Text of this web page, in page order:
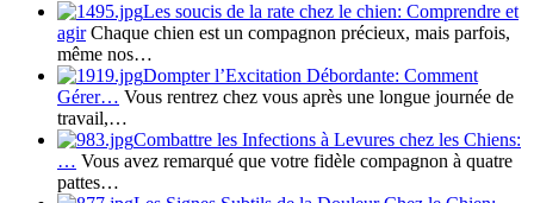
Les soucis de la rate chez le chien: Comprendre et
agirChaque chien est un compagnon précieux, mais parfois,
même nos…
Dompter l’Excitation Débordante: Comment
Gérer… Vous rentrez chez vous après une longue journée de
travail,…
Combattre les Infections à Levures chez les Chiens:
… Vous avez remarqué que votre fidèle compagnon à quatre
pattes…